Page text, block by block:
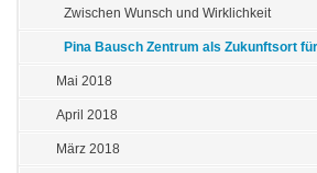
Zwischen Wunsch und Wirklichkeit
Pina Bausch Zentrum als Zukunftsort
Mai 2018
April 2018
März 2018